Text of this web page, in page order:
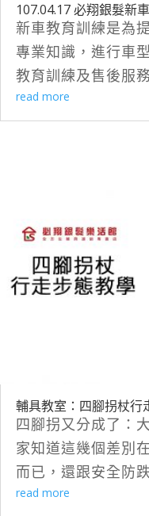
107.04.17 必翔銀髮新
新車教育訓練是為
專業知識，進行車
教育訓練及售後服
read more
輔具教室：四腳拐杖行
四腳拐又分成了：
家知道這幾個差別
而已，還跟安全防
read more